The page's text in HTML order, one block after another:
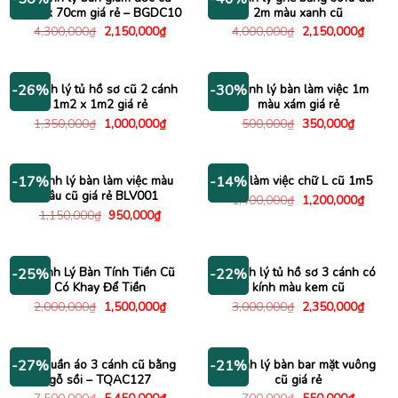
1m4 x 70cm giá rẻ – BGDC10
4,300,000₫ Giá
gốc
2,150,000₫Giá
hiện
2,150,000₫.
2m màu xanh cũ
4,000,000₫ Giá
gốc
2,150,000₫Giá
hiện
-26%
Thanh lý tủ hồ sơ cũ 2 cánh
1m2 x 1m2 giá rẻ
1,350,000₫ Giá
gốc
1,000,000₫Giá
hiện
1,000,000₫.
-30%Thanh lý bàn làm việc 1m
màu xám giá rẻ
500,000₫ Giá
350,000₫Giá
hiện
-17%
Thanh lý bàn làm việc màu
nâu cũ giá rẻ BLV001
1,150,000₫ Giá
950,000₫Giá
hiện
950,000₫.
-14%
Bàn làm việc chữ L cũ 1m5
1,400,000₫ Giá
gốc
1,200,000₫Giá
hiện
-25%
Thanh Lý Bàn Tính Tiền Cũ
Có Khay Để Tiền
2,000,000₫ Giá
gốc
1,500,000₫Giá
hiện
1,500,000₫.
-22%
Thanh lý tủ hồ sơ 3 cánh có
kính màu kem cũ
3,000,000₫ Giá
gốc
2,350,000₫Giá
hiện
-27%
Tủ quần áo 3 cánh cũ bằng
gỗ sồi – TQAC127
-21%
Thanh lý bàn bar mặt vuông
cũ giá rẻ